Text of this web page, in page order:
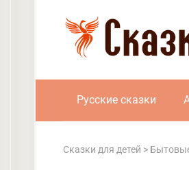
Русские сказки
Сказки для детей >